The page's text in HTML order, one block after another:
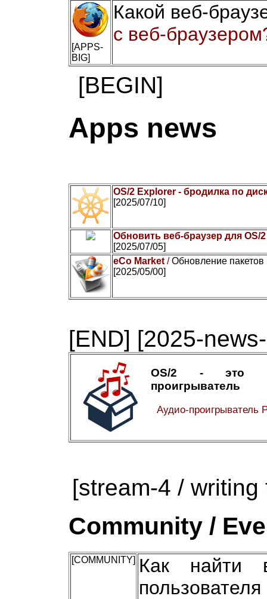
[APPS-
BIG]
Какой веб-
с веб-
[BEGIN]
Apps news
OS/2 Explorer - бродилка по
[2025/07/10]
Обновить веб-браузер для OS/2
[2025/07/05]
eCo Market /Обновление пакетов
[2025/05/00]
[END] [2025-
OS/2 - это
проигрыватель
Аудио-проигрыватель
[stream-4 / writing
Community /
[COMMUNITY] Как найти